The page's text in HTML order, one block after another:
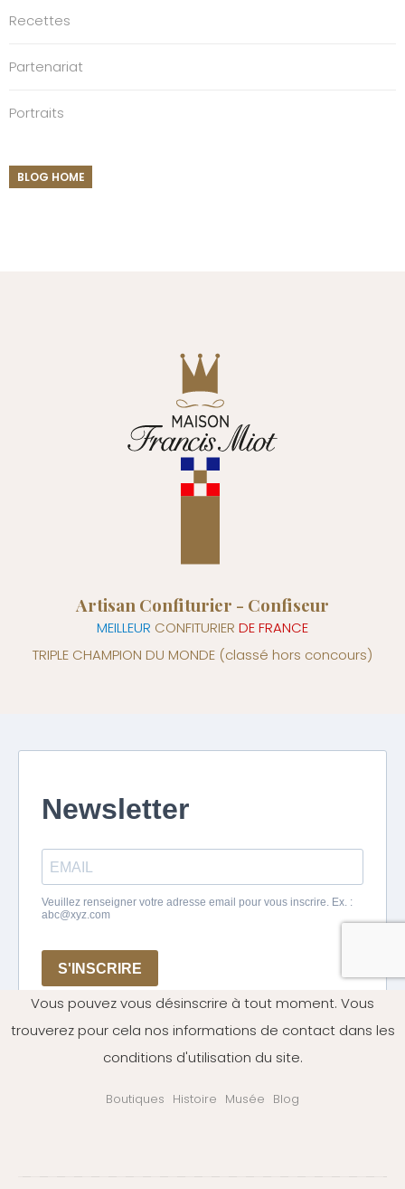
Recettes
Partenariat
Portraits
BLOG HOME
Artisan Confiturier - Confiseur
MEILLEUR CONFITURIER DE FRANCE
TRIPLE CHAMPION DU MONDE (classé hors concours)
Vous pouvez vous désinscrire à tout moment. Vous
trouverez pour cela nos informations de contact dans les
conditions d'utilisation du site.
Boutiques Histoire Musée Blog